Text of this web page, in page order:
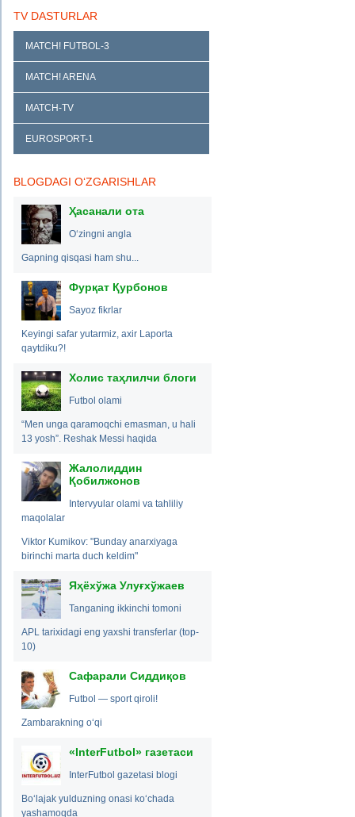
TV DASTURLAR
MATCH! FUTBOL-3
MATCH! ARENA
MATCH-TV
EUROSPORT-1
BLOGDAGI O‘ZGARISHLAR
Ҳасанали ота
O‘zingni angla
Gapning qisqasi ham shu...
Фурқат Қурбонов
Sayoz fikrlar
Keyingi safar yutarmiz, axir Laporta
qaytdiku?!
Холис таҳлилчи блоги
Futbol olami
“Men unga qaramoqchi emasman, u hali
13 yosh”. Reshak Messi haqida
Жалолиддин
Қобилжонов
Intervyular olami va tahliliy
maqolalar
Viktor Kumikov: "Bunday anarxiyaga
birinchi marta duch keldim"
Яҳёхўжа Улуғхўжаев
Tanganing ikkinchi tomoni
APL tarixidagi eng yaxshi transferlar (top-
10)
Сафарали Сиддиқов
Futbol — sport qiroli!
Zambarakning o‘qi
«InterFutbol» газетаси
InterFutbol gazetasi blogi
Bo‘lajak yulduzning onasi ko‘chada
yashamoqda